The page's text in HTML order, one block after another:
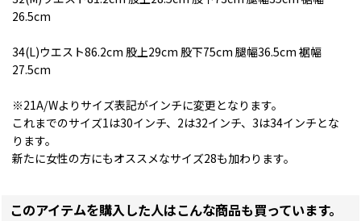
26.5cm
34(L)ウエスト86.2cm 股上29cm 股下75cm 腿幅36.5cm 裾幅
27.5cm
※21A/Wよりサイズ表記がインチに変更となります。
これまでのサイズ1は30インチ、2は32インチ、3は34インチとな
ります。
新たに女性の方にもオススメなサイズ28も加わります。
このアイテムを購入した人はこんな商品も買っています。